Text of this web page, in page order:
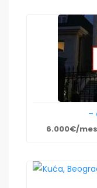
-
6.000€/